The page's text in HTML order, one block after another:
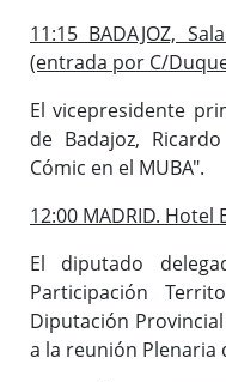
11:15 BADAJOZ,
(entrada por C/
El vicepresidente
de Badajoz,
Cómic en el MUBA".
12:00 MADRID.
El diputado
Participación
Diputación
a la reunión Plenaria